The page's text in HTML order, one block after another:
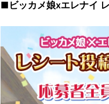
■ビッカメ娘xエレナイ